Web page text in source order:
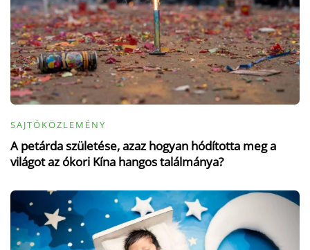
SAJTÓKÖZLEMÉNY
A petárda születése, azaz hogyan hódította meg a
világot az ókori Kína hangos találmánya?